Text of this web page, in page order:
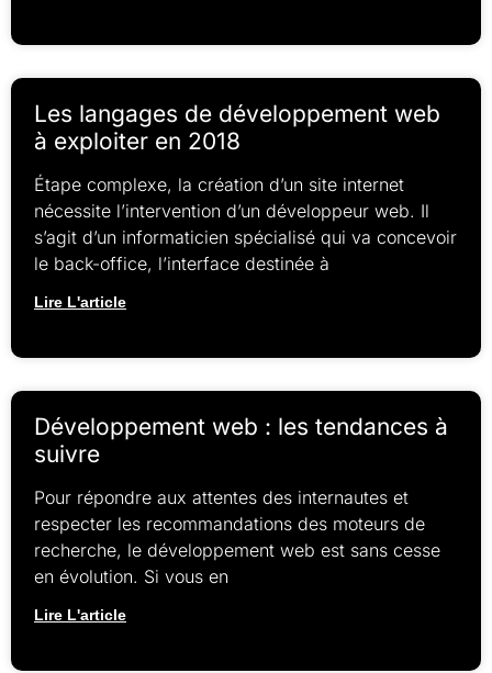
Les langages de développement web
à exploiter en 2018
Étape complexe, la création d’un site internet
nécessite l’intervention d’un développeur web. Il
s’agit d’un informaticien spécialisé qui va concevoir
le back-office, l’interface destinée à
Lire L'article
Développement web : les tendances à
suivre
Pour répondre aux attentes des internautes et
respecter les recommandations des moteurs de
recherche, le développement web est sans cesse
en évolution. Si vous en
Lire L'article